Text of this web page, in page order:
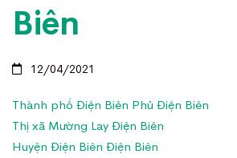
Biên
12/04/2021
Thành phố Điện Biên Phủ Điện Biên
Thị xã Mường Lay Điện Biên
Huyện Điện Biên Điện Biên